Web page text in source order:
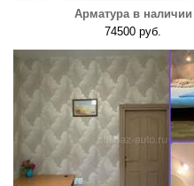
Арматура в наличии
74500 руб.